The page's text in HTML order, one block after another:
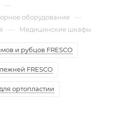
—
оборудование —
— Медицинские шкафы
и рубцов FRESCO
FRESCO
ортопластии